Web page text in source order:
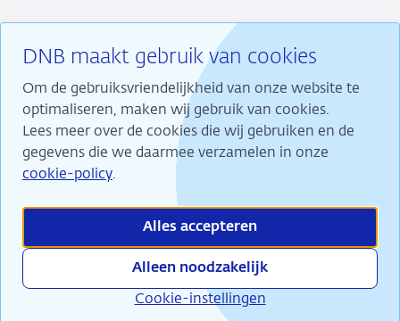
DNB maakt gebruik van cookies
Om de gebruiksvriendelijkheid van onze website te
optimaliseren, maken wij gebruik van cookies.
Lees meer over de cookies die wij gebruiken en de
gegevens die we daarmee verzamelen in onze
cookie-policy.
Alles accepteren
Alleen noodzakelijk
Cookie-instellingen
RSS InstagramLinkedin
X
Wij maken ons sterk voor financiële stabiliteit en
dragen daarmee bij aan duurzame welvaart in